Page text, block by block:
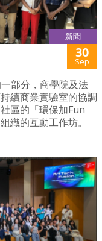
新聞
30
Sep
部分，商學院及法
續商業實驗室的協調
區的「環保加Fun
織的互動工作坊。